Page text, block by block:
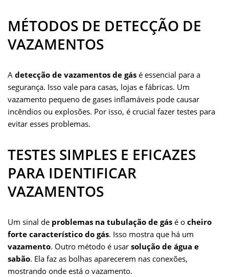
MÉTODOS DE DETECÇÃO DE
VAZAMENTOS
A detecção de vazamentos de gás é essencial para a
segurança. Isso vale para casas, lojas e fábricas. Um
vazamento pequeno de gases inflamáveis pode causar
incêndios ou explosões. Por isso, é crucial fazer testes para
evitar esses problemas.
TESTES SIMPLES E EFICAZES
PARA IDENTIFICAR
VAZAMENTOS
Um sinal de problemas na tubulação de gás é o cheiro
forte característico do gás. Isso mostra que há um
vazamento. Outro método é usar solução de água e
sabão. Ela faz as bolhas aparecerem nas conexões,
mostrando onde está o vazamento.